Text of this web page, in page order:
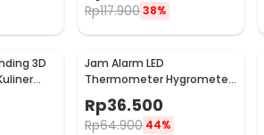
Rp117.90038%
3D
-
Jam Alarm LED
Thermometer Hygrometer
Forecast Weather Station -
2159T
Rp36.500
Rp64.900 44%